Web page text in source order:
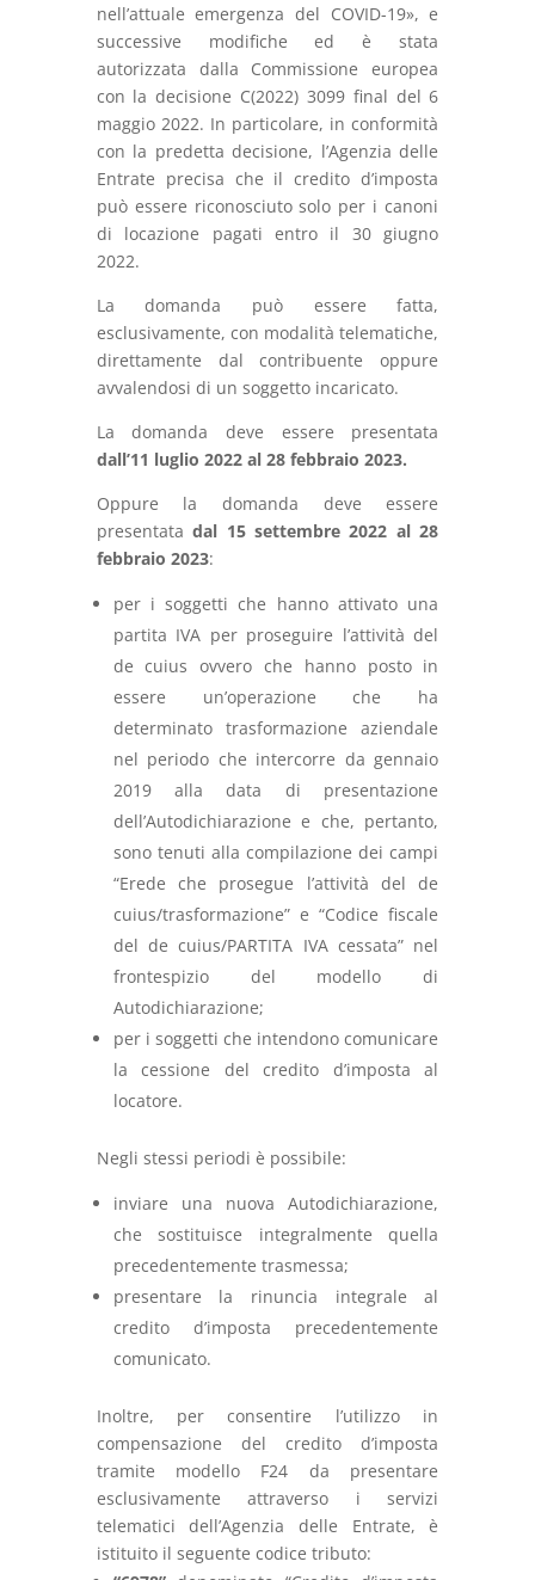
nell’attuale emergenza del COVID-19», e
successive modifiche ed è stata
autorizzata dalla Commissione europea
con la decisione C(2022) 3099 final del 6
maggio 2022. In particolare, in conformità
con la predetta decisione, l’Agenzia delle
Entrate precisa che il credito d’imposta
può essere riconosciuto solo per i canoni
di locazione pagati entro il 30 giugno
2022.
La domanda può essere fatta,
esclusivamente, con modalità telematiche,
direttamente dal contribuente oppure
avvalendosi di un soggetto incaricato.
La domanda deve essere presentata
dall’11 luglio 2022 al 28 febbraio 2023.
Oppure la domanda deve essere
presentatadal 15 settembre 2022 al 28
febbraio 2023:
per i soggetti che hanno attivato una
partita IVA per proseguire l’attività del
de cuius ovvero che hanno posto in
essere un’operazione che ha
determinato trasformazione aziendale
nel periodo che intercorre da gennaio
2019 alla data di presentazione
dell’Autodichiarazione e che, pertanto,
sono tenuti alla compilazione dei campi
“Erede che prosegue l’attività del de
cuius/trasformazione” e “Codice fiscale
del de cuius/PARTITA IVA cessata” nel
frontespizio del modello di
Autodichiarazione;
per i soggetti che intendono comunicare
la cessione del credito d’imposta al
locatore.
Negli stessi periodi è possibile:
inviare una nuova Autodichiarazione,
che sostituisce integralmente quella
precedentemente trasmessa;
presentare la rinuncia integrale al
credito d’imposta precedentemente
comunicato.
Inoltre, per consentire l’utilizzo in
compensazione del credito d’imposta
tramite modello F24 da presentare
esclusivamente attraverso i servizi
telematici dell’Agenzia delle Entrate, è
istituito il seguente codice tributo: